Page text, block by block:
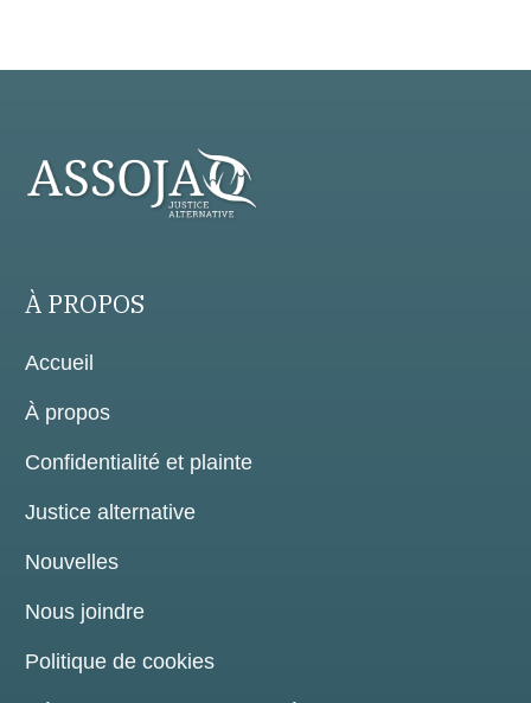
À PROPOS
Accueil
À propos
Confidentialité et plainte
Justice alternative
Nouvelles
Nous joindre
Politique de cookies